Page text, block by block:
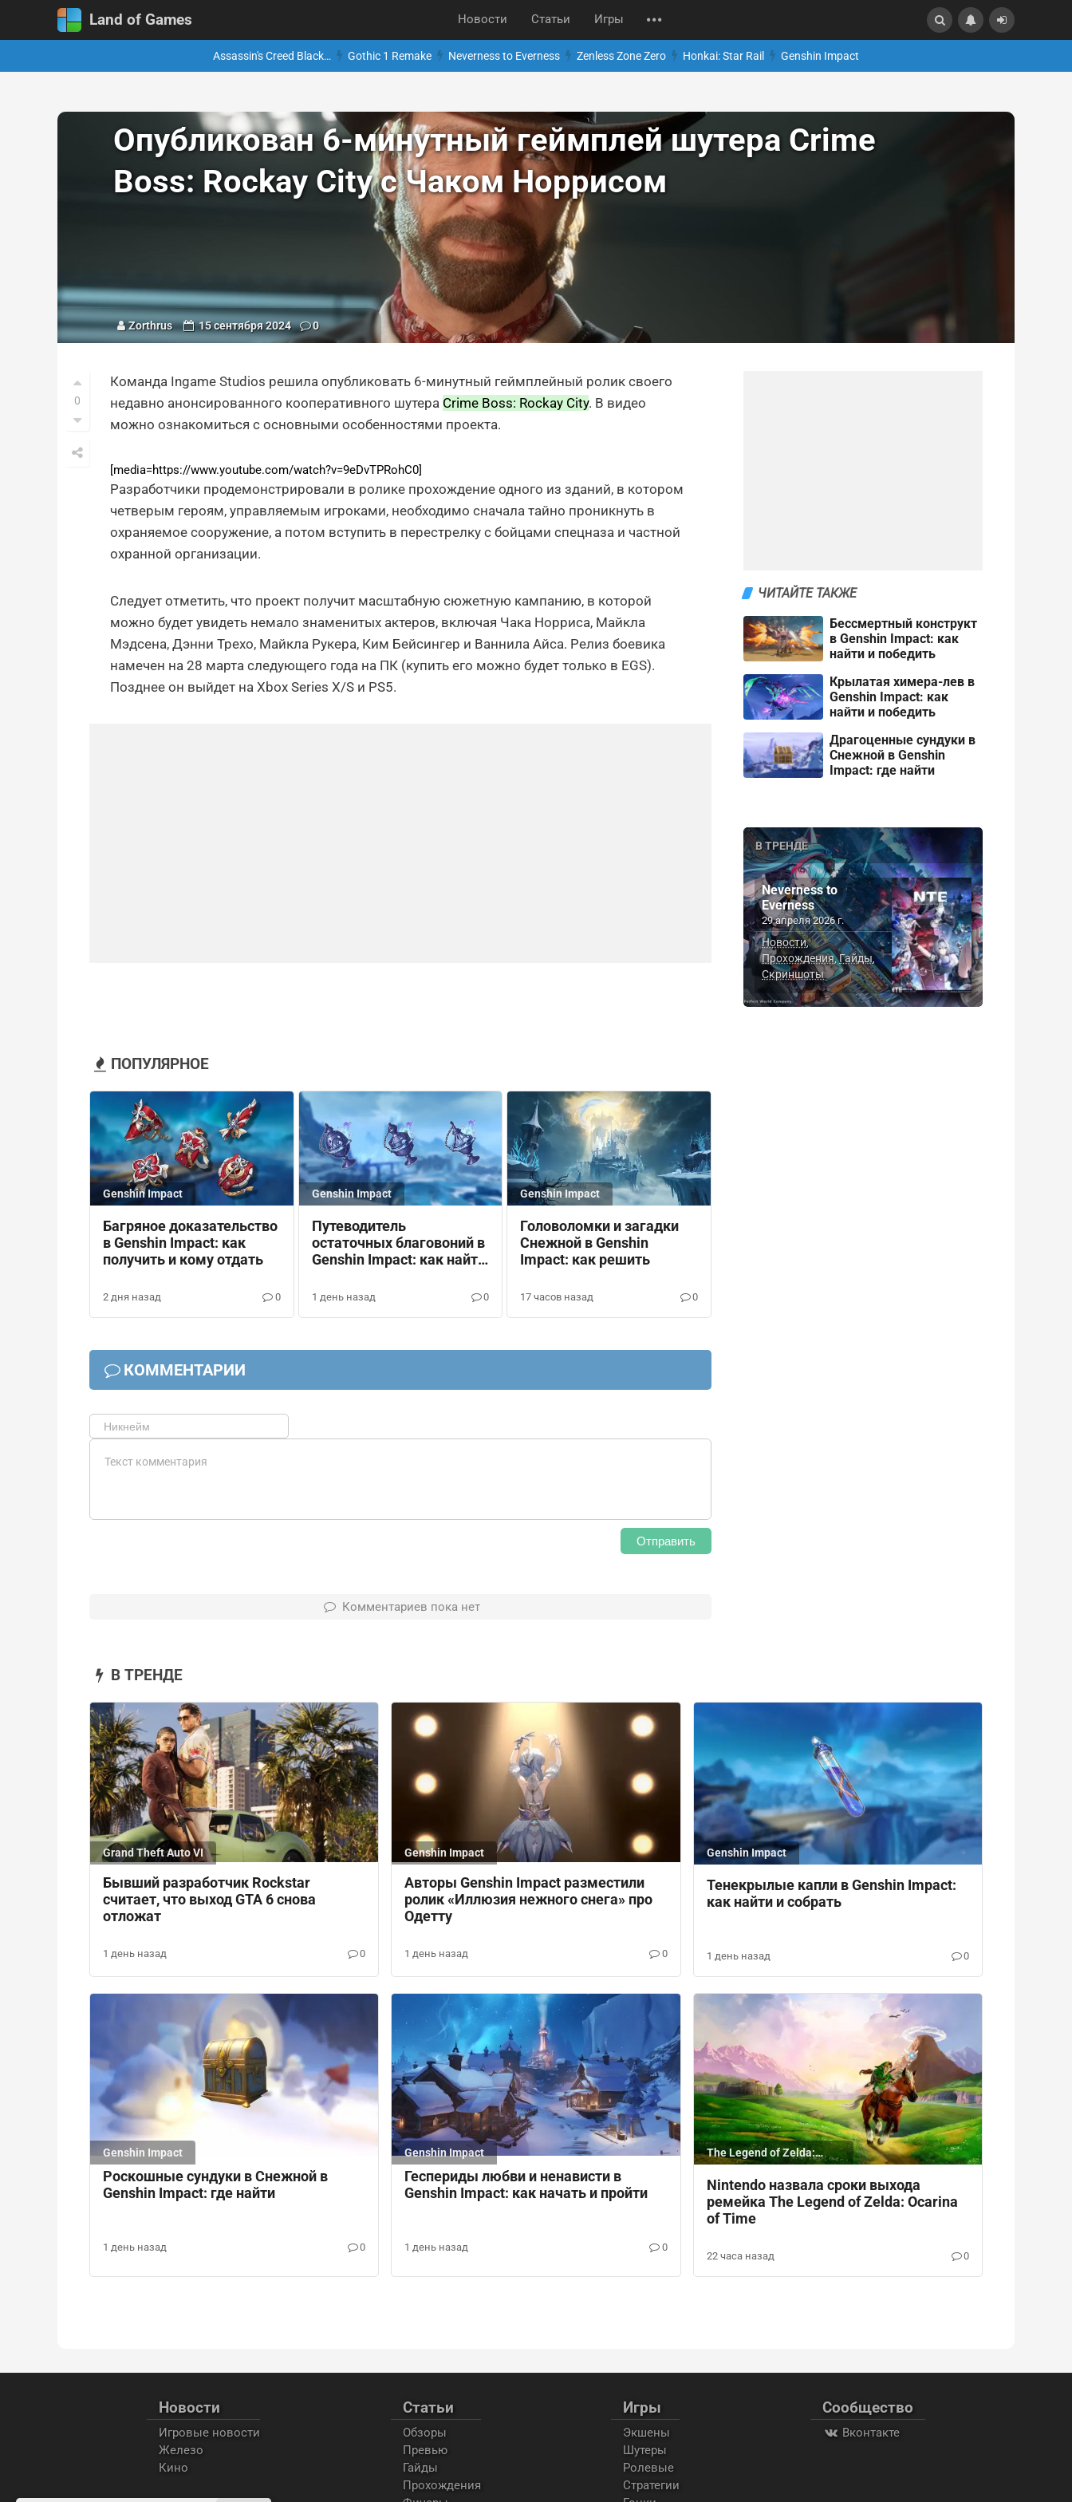
Land of Games Новости Статьи Игры
Assassin's Creed Black… Gothic 1 Remake Neverness to Everness Zenless Zone Zero Honkai: Star Rail Genshin Impact
Опубликован 6-минутный геймплей шутера Crime
Boss: Rockay City с Чаком Норрисом
Zorthrus 15 сентября 2024 0
0
Команда Ingame Studios решила опубликовать 6-минутный геймплейный ролик своего
недавно анонсированного кооперативного шутера Crime Boss: Rockay City. В видео
можно ознакомиться с основными особенностями проекта.
[media=https://www.youtube.com/watch?v=9eDvTPRohC0]
Разработчики продемонстрировали в ролике прохождение одного из зданий, в котором
четверым героям, управляемым игроками, необходимо сначала тайно проникнуть в
охраняемое сооружение, а потом вступить в перестрелку с бойцами спецназа и частной
охранной организации.
Следует отметить, что проект получит масштабную сюжетную кампанию, в которой
можно будет увидеть немало знаменитых актеров, включая Чака Норриса, Майкла
Мэдсена, Дэнни Трехо, Майкла Рукера, Ким Бейсингер и Ваннила Айса. Релиз боевика
намечен на 28 марта следующего года на ПК (купить его можно будет только в EGS).
Позднее он выйдет на Xbox Series X/S и PS5.
ЧИТАЙТЕ ТАКЖЕ
Бессмертный конструкт
в Genshin Impact: как
найти и победить
Крылатая химера-лев в
Genshin Impact: как
найти и победить
Драгоценные сундуки в
Снежной в Genshin
Impact: где найти
В ТРЕНДЕ
Neverness to
Everness
29 апреля 2026 г.
Новости,
Прохождения,Гайды,
Скриншоты
ПОПУЛЯРНОЕ
Genshin Impact
Багряное доказательство
в Genshin Impact: как
получить и кому отдать
2 дня назад 0
Genshin Impact
Путеводитель
остаточных благовоний в
Genshin Impact: как найти
1 день назад 0
Genshin Impact
Головоломки и загадки
Снежной в Genshin
Impact: как решить
17 часов назад 0
КОММЕНТАРИИ
Отправить
Комментариев пока нет
В ТРЕНДЕ
Grand Theft Auto VI
Бывший разработчик Rockstar
считает, что выход GTA 6 снова
отложат
1 день назад 0
Genshin Impact
Авторы Genshin Impact разместили
ролик «Иллюзия нежного снега» про
Одетту
1 день назад 0
Genshin Impact
Тенекрылые капли в Genshin Impact:
как найти и собрать
1 день назад 0
Genshin Impact
Роскошные сундуки в Снежной в
Genshin Impact: где найти
1 день назад 0
Genshin Impact
Геспериды любви и ненависти в
Genshin Impact: как начать и пройти
1 день назад 0
The Legend of Zelda:
Ocarina of Time
Nintendo назвала сроки выхода
ремейка The Legend of Zelda: Ocarina
of Time
22 часа назад 0
Новости
Игровые новости
Железо
Кино
Статьи
Обзоры
Превью
Гайды
Прохождения
Игры
Экшены
Шутеры
Ролевые
Стратегии
Сообщество
Вконтакте